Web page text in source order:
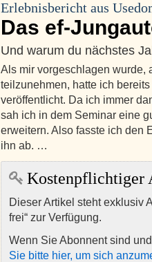
Erlebnisbericht aus
Das ef-
Und warum du nächstes
Als mir vorgeschlagen wurde,
teilzunehmen, hatte ich
veröffentlicht. Da ich immer
sah ich in dem Seminar eine
erweitern. Also fasste ich den
ihn ab. …
Kostenpflichtiger
Dieser Artikel steht exklusiv
frei“ zur Verfügung.
Wenn Sie Abonnent sind
Sie bitte hier, um sich